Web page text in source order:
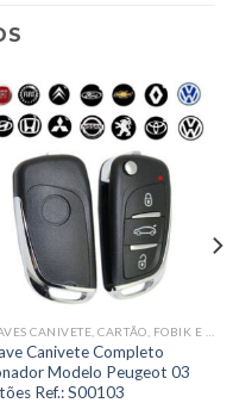
Canivete Completo
Modelo Peugeot 03
Ref.: S00103